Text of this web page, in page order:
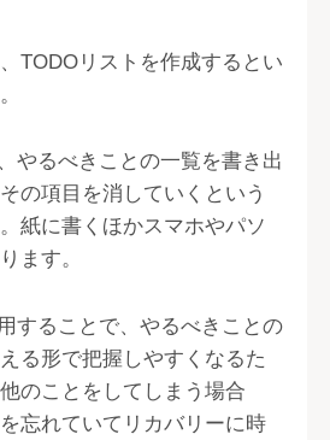
TODOリストを作成するとい
やるべきことの一覧を書き出
の項目を消していくという
紙に書くほかスマホやパソ
ます。
することで、やるべきことの
る形で把握しやすくなるた
のことをしてしまう場合
忘れていてリカバリーに時